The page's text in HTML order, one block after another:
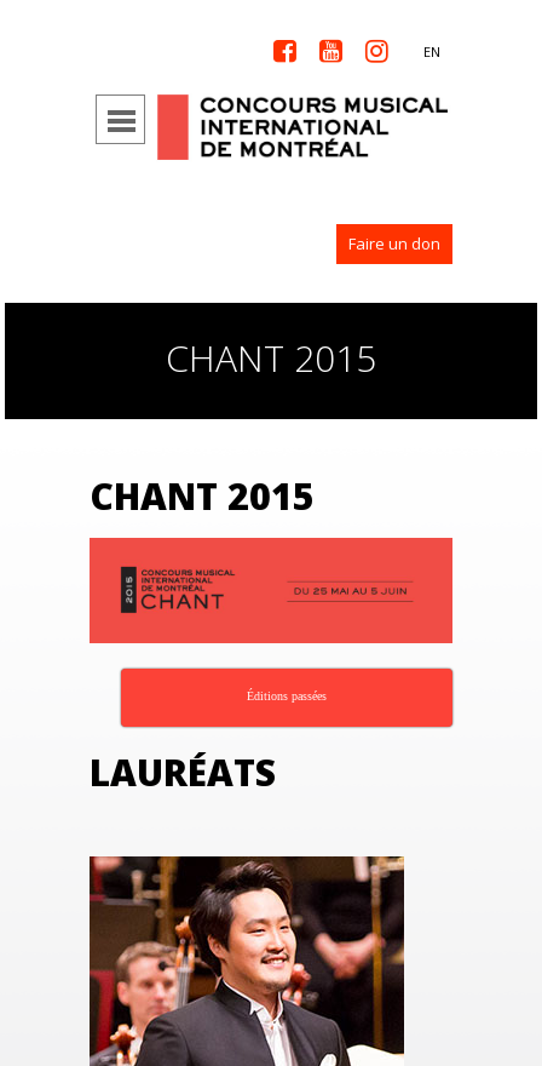
   EN
Faire un don
CHANT 2015
CHANT 2015
Éditions passées
LAURÉATS